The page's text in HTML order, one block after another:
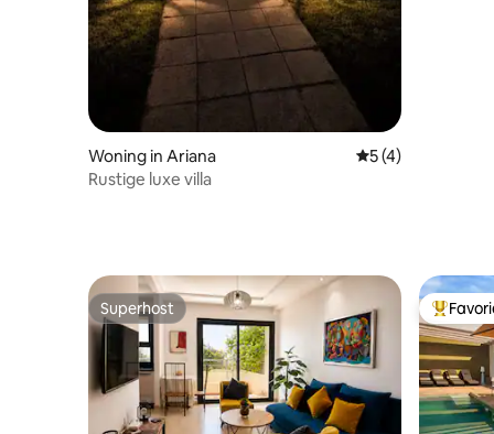
Woning in Ariana Gemiddelde
5 (4)
Rustige luxe villa
Superhost
Superhost